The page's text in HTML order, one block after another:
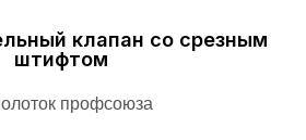
клапан со срезным
штифтом